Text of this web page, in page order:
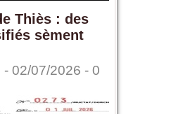
Thiès : des
sèment
02/07/2026 - 0